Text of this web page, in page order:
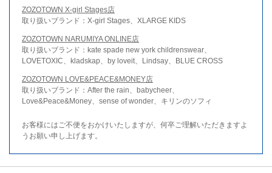
ZOZOTOWN X-girl Stages店
取り扱いブランド：X-girl Stages、XLARGE KIDS
ZOZOTOWN NARUMIYA ONLINE店
取り扱いブランド：kate spade new york childrenswear、
LOVETOXIC、kladskap、by loveit、Lindsay、BLUE CROSS
ZOZOTOWN LOVE&PEACE&MONEY店
取り扱いブランド：After the rain、babycheer、
Love&Peace&Money、sense of wonder、キリンのソフィ
お客様にはご不便をおかけいたしますが、何卒ご理解いただきますよ
うお願い申し上げます。